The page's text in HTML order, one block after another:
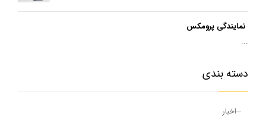
نمایندگی پرومکس
...
دسته بندی
اخبار